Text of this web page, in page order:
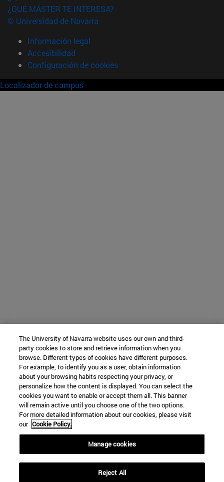
¿QUÉ MÁSTER TE INTERESA?
© Universidad de Navarra
Información legal
Accesibilidad
Configuración de cookies
Localizador de campus
The University of Navarra website uses our own and third-
party cookies to store and retrieve information when you
browse. Different types of cookies have different purposes.
For example, to identify you as a user, obtain information
about your browsing habits respecting your privacy, or
personalize how the content is displayed. You can select the
cookies you want to enable or accept them all. This banner
will remain active until you choose one of the two options.
For more detailed information about our cookies, please visit
our Cookie Policy.
Manage cookies
Reject All